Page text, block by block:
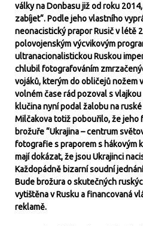
války na Donbasu již od roku
zabíjet“. Podle jeho vlastního
neonacistický prapor Rusič v létě
polovojenským výcvikovým
ultranacionalistickou Ruskou
chlubil fotografováním
vojáků, kterým do obličejů nožem
volném čase rád pozoval s
klučina nyní podal žalobu na
Milčakova totiž pobouřilo, že
brožuře “Ukrajina – centrum
fotografie s praporem s hákovým
mají dokázat, že jsou Ukrajinci
Každopádně bizarní soudní
Bude brožura o skutečných
vytištěna v Rusku a financovaná
reklamě.